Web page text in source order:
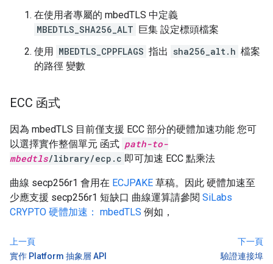
在使用者專屬的 mbedTLS 中定義
MBEDTLS_SHA256_ALT 巨集 設定標頭檔案
使用 MBEDTLS_CPPFLAGS 指出 sha256_alt.h 檔案
的路徑 變數
ECC 函式
因為 mbedTLS 目前僅支援 ECC 部分的硬體加速功能 您可
以選擇實作整個單元 函式 path-to-
mbedtls/library/ecp.c 即可加速 ECC 點乘法
曲線 secp256r1 會用在 ECJPAKE 草稿。因此 硬體加速至
少應支援 secp256r1 短缺口 曲線運算請參閱 SiLabs
CRYPTO 硬體加速： mbedTLS 例如，
上一頁
實作 Platform 抽象層 API
下一頁
驗證連接埠